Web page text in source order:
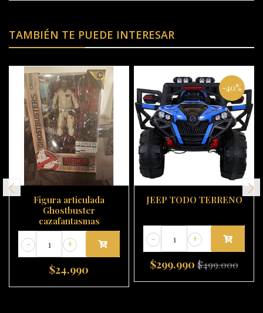
TAMBIÉN TE PUEDE INTERESAR
Figura articulada
Ghostbuster
cazafantasmas
+
-
$24.990
-40%
JEEP TODO TERRENO
+
-
$299.990 $499.000